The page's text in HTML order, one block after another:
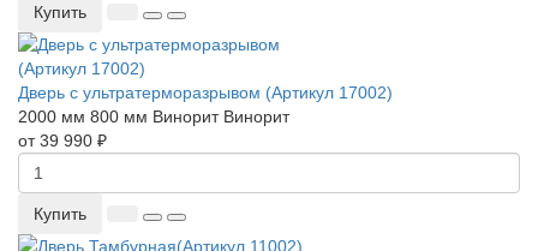
Купить
Дверь с ультратерморазрывом (Артикул 17002)
2000 мм 800 мм Винорит Винорит
от 39 990 ₽
Купить